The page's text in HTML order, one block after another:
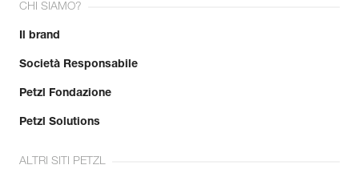
CHI SIAMO?
Il brand
Società Responsabile
Petzl Fondazione
Petzl Solutions
ALTRI SITI PETZL